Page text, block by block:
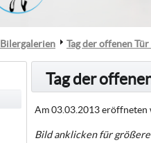
Bilergalerien Tag der offenen
Tag der
Am 03.03.2013 eröffneten
Bild anklicken für